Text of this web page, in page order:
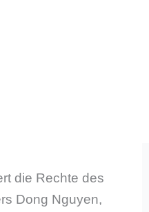
die Rechte des
Dong Nguyen,